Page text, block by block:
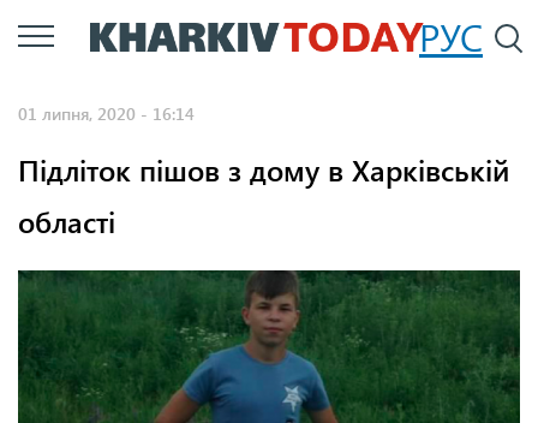
Перейти
до
РУС
01 липня, 2020 - 16:14
Підліток пішов з дому в Харківській
області